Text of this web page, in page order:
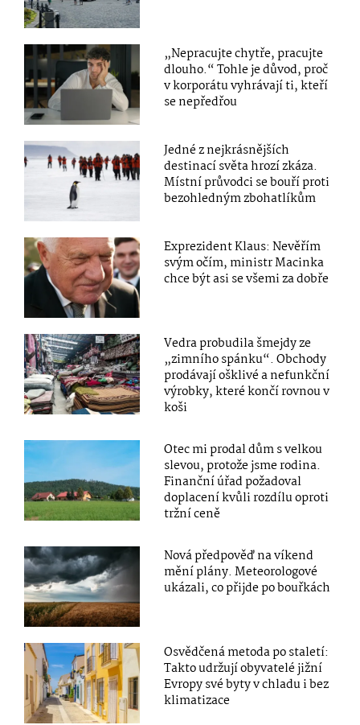
„Nepracujte chytře, pracujte
dlouho.“ Tohle je důvod, proč
v korporátu vyhrávají ti, kteří
se nepředřou
Jedné z nejkrásnějších
destinací světa hrozí zkáza.
Místní průvodci se bouří proti
bezohledným zbohatlíkům
Exprezident Klaus: Nevěřím
svým očím, ministr Macinka
chce být asi se všemi za dobře
Vedra probudila šmejdy ze
„zimního spánku“. Obchody
prodávají ošklivé a nefunkční
výrobky, které končí rovnou v
koši
Otec mi prodal dům s velkou
slevou, protože jsme rodina.
Finanční úřad požadoval
doplacení kvůli rozdílu oproti
tržní ceně
Nová předpověď na víkend
mění plány. Meteorologové
ukázali, co přijde po bouřkách
Osvědčená metoda po staletí:
Takto udržují obyvatelé jižní
Evropy své byty v chladu i bez
klimatizace